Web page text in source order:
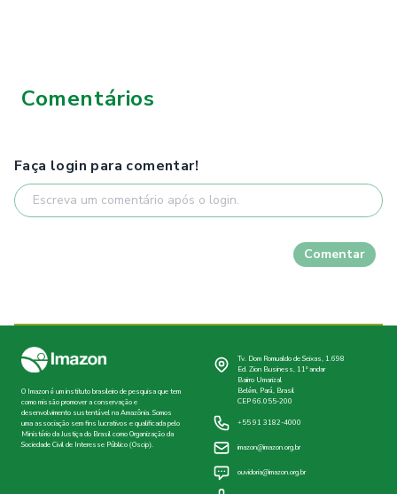
Comentários
Faça login para comentar!
Comentar
O Imazon é um instituto brasileiro de pesquisa que tem
como missão promover a conservação e
desenvolvimento sustentável na Amazônia. Somos
uma associação sem fins lucrativos e qualificada pelo
Ministério da Justiça do Brasil como Organização da
Sociedade Civil de Interesse Público (Oscip).
Tv. Dom Romualdo de Seixas, 1.698
Ed. Zion Business, 11º andar
Bairro Umarizal
Belém, Pará, Brasil
CEP 66.055-200
+55 91 3182-4000
imazon@imazon.org.br
ouvidoria@imazon.org.br